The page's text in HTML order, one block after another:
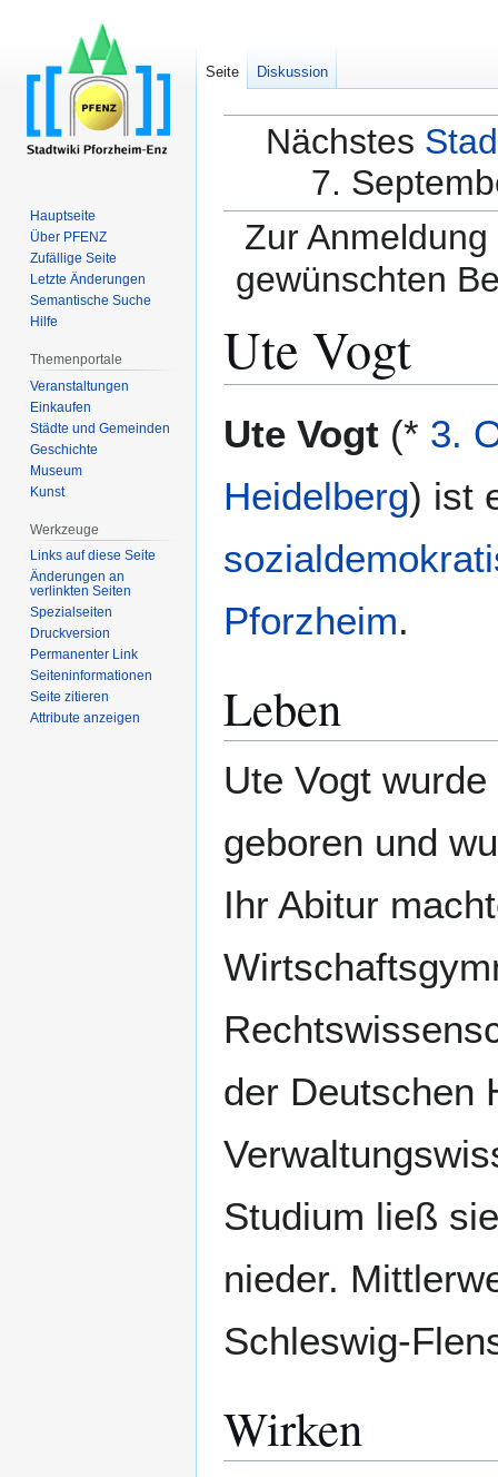
Nächstes
7.
Zur
gewünschten
Ute Vogt
Navigation
Suche
Ute Vogt (* 3.
Heidelberg) ist
Pforzheim.
Leben
Ute Vogt
geboren und
Ihr Abitur
der Deutschen
Studium ließ
nieder.
Schleswig-
Wirken
Seite Diskussion
Hauptseite
Über PFENZ
Zufällige Seite
Letzte Änderungen
Semantische Suche
Hilfe
Themenportale
Veranstaltungen
Einkaufen
Städte und Gemeinden
Geschichte
Museum
Kunst
Werkzeuge
Links auf diese Seite
Änderungen an
verlinkten Seiten
Spezialseiten
Druckversion
Permanenter Link
Seiten­­informationen
Seite zitieren
Attribute anzeigen